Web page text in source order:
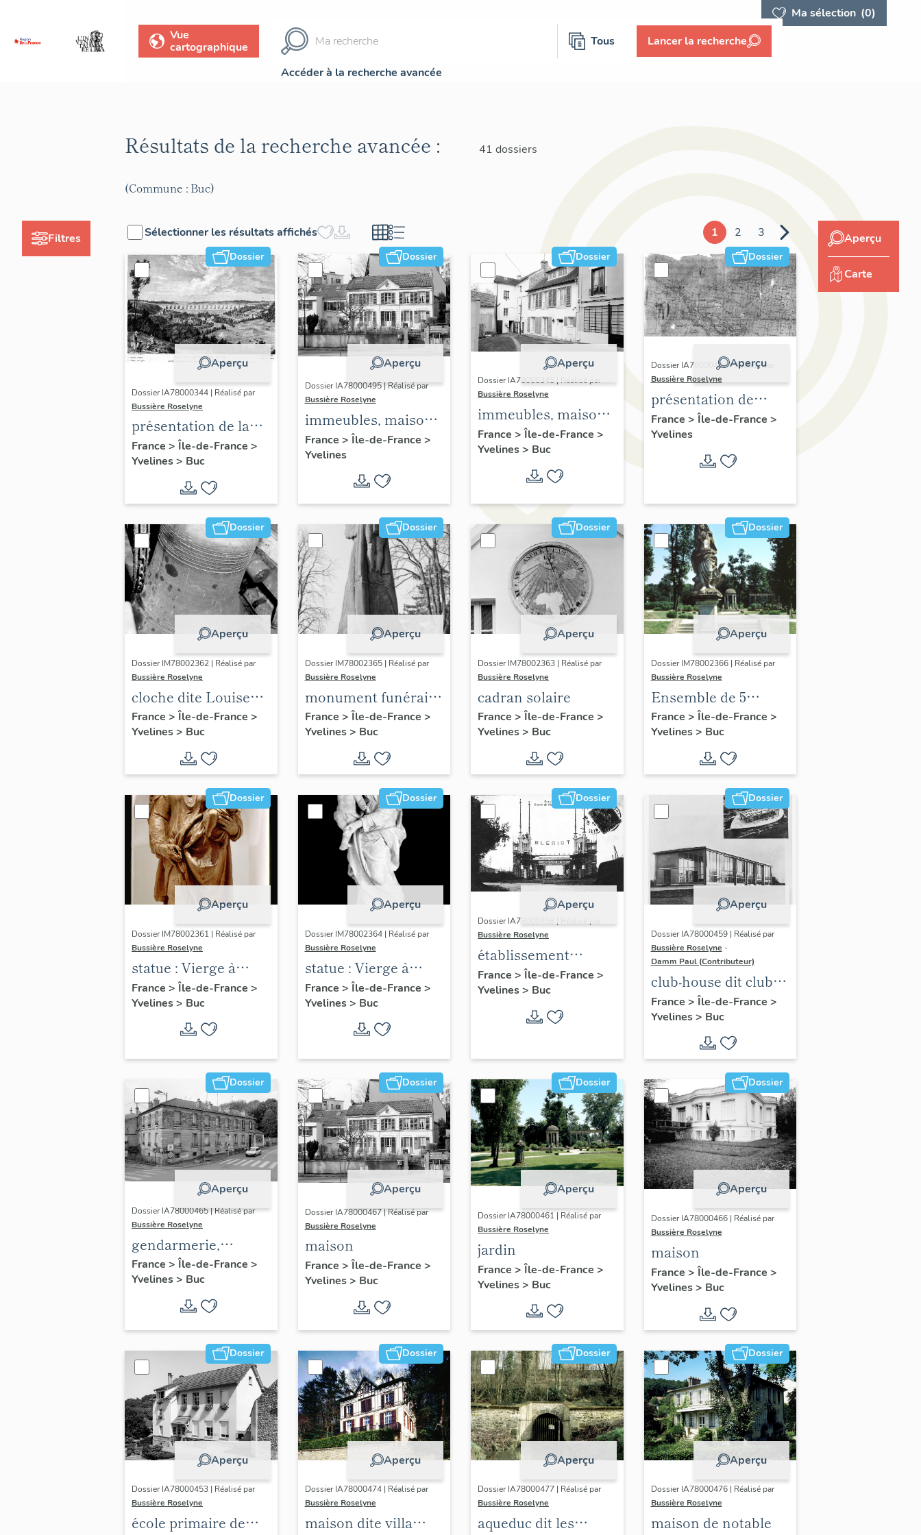
Ma sélection (0)
Vue
cartographique
Tous Lancer la recherche
Accéder à la recherche avancée
Filtres
Résultats de la recherche avancée : 41 dossiers
(Commune : Buc)
Sélectionner les résultats affichés 1 2 3
Dossier
Aperçu
Dossier IA78000344 | Réalisé par
Bussière Roselyne
présentation de la
commune de Buc
France > Île-de-France >
Yvelines> Buc
Dossier
Aperçu
Dossier IA78000495 | Réalisé par
Bussière Roselyne
immeubles, maisons,
fermes
France > Île-de-France >
Yvelines
Dossier
Aperçu
Dossier IA78000345 | Réalisé par
Bussière Roselyne
immeubles, maisons,
fermes
France > Île-de-France >
Yvelines> Buc
Dossier
Aperçu
Dossier IA78000496 | Réalisé par
Bussière Roselyne
présentation de
l'étude du
patrimoine de l'aire
d'étude Versailles
périphérie sud
France > Île-de-France >
Yvelines
Dossier
Aperçu
Dossier IM78002362 | Réalisé par
Bussière Roselyne
cloche dite Louise
Auguste Adélaïde
France > Île-de-France >
Yvelines> Buc
Dossier
Aperçu
Dossier IM78002365 | Réalisé par
Bussière Roselyne
monument funéraire
de Jean Casale
France > Île-de-France >
Yvelines> Buc
Dossier
Aperçu
Dossier IM78002363 | Réalisé par
Bussière Roselyne
cadran solaire
France > Île-de-France >
Yvelines> Buc
Dossier
Aperçu
Dossier IM78002366 | Réalisé par
Bussière Roselyne
Ensemble de 5
statues
France > Île-de-France >
Yvelines> Buc
Dossier
Aperçu
Dossier IM78002361 | Réalisé par
Bussière Roselyne
statue : Vierge à
l'Enfant (n°2)
France > Île-de-France >
Yvelines> Buc
Dossier
Aperçu
Dossier IM78002364 | Réalisé par
Bussière Roselyne
statue : Vierge à
l'Enfant (n°1)
France > Île-de-France >
Yvelines> Buc
Dossier
Aperçu
Dossier IA78000458 | Réalisé par
Bussière Roselyne
établissement
aéronautique dit
aéroparc Louis-
France > Île-de-France >
Yvelines> Buc
Dossier
Aperçu
Dossier IA78000459 | Réalisé par
Bussière Roselyne -
Damm Paul (Contributeur)
club-house dit club
Roland Garros
France > Île-de-France >
Yvelines> Buc
Dossier
Aperçu
Dossier IA78000465 | Réalisé par
Bussière Roselyne
gendarmerie,
actuellement
immeuble
France > Île-de-France >
Yvelines> Buc
Dossier
Aperçu
Dossier IA78000467 | Réalisé par
Bussière Roselyne
maison
France > Île-de-France >
Yvelines> Buc
Dossier
Aperçu
Dossier IA78000461 | Réalisé par
Bussière Roselyne
jardin
France > Île-de-France >
Yvelines> Buc
Dossier
Aperçu
Dossier IA78000466 | Réalisé par
Bussière Roselyne
maison
France > Île-de-France >
Yvelines> Buc
Dossier
Aperçu
Dossier IA78000453 | Réalisé par
Bussière Roselyne
école primaire de
Dossier
Aperçu
Dossier IA78000474 | Réalisé par
Bussière Roselyne
maison dite villa
Dossier
Aperçu
Dossier IA78000477 | Réalisé par
Bussière Roselyne
aqueduc dit les
Dossier
Aperçu
Dossier IA78000476 | Réalisé par
Bussière Roselyne
maison de notable
Aperçu
Carte